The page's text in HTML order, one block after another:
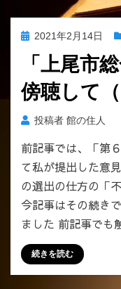
投
日:
2021年2月14日
「上尾市
傍聴して（
投稿者 館の住人
前記事では、「第
て私が提出した意
の選出の仕方の「
今記事はその続き
ました 前記事でも
続きを読む